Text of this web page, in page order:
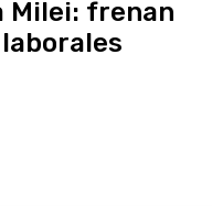
Milei: frenan